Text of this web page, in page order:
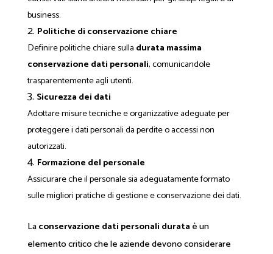
business.
Politiche di conservazione chiare
Definire politiche chiare sulla durata massima
conservazione dati personali, comunicandole
trasparentemente agli utenti.
Sicurezza dei dati
Adottare misure tecniche e organizzative adeguate per
proteggere i dati personali da perdite o accessi non
autorizzati.
Formazione del personale
Assicurare che il personale sia adeguatamente formato
sulle migliori pratiche di gestione e conservazione dei dati.
Laconservazione dati personali durata è un
elemento critico che le aziende devono considerare